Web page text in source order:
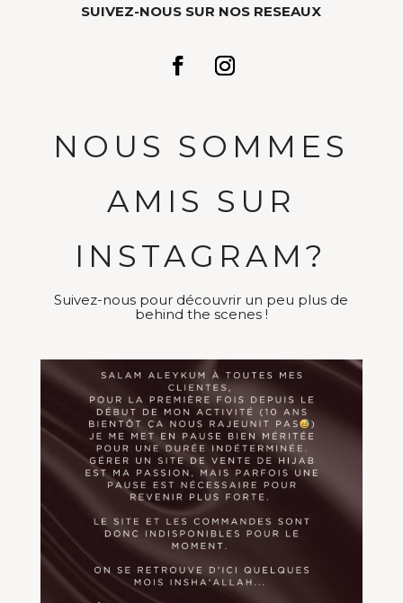
SUIVEZ-NOUS SUR NOS RESEAUX
NOUS SOMMES
AMIS SUR
INSTAGRAM?
Suivez-nous pour découvrir un peu plus de
behind the scenes !